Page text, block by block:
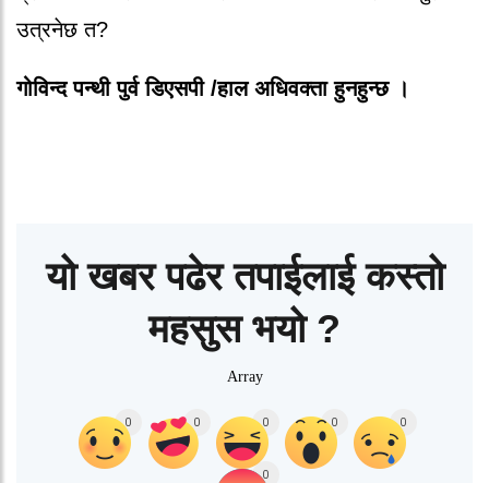
उत्रनेछ त?
गोविन्द पन्थी पुर्व डिएसपी /हाल अधिवक्ता हुनहुन्छ ।
यो खबर पढेर तपाईलाई कस्तो
महसुस भयो ?
Array
0 0 0 0 0
0